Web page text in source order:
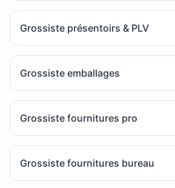
Grossiste présentoirs & PLV
Grossiste emballages
Grossiste fournitures pro
Grossiste fournitures bureau